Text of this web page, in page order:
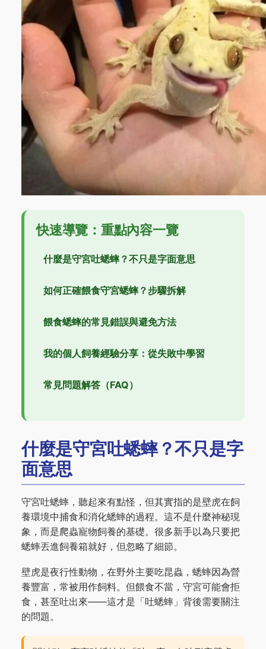
快速導覽：重點內容一覽
什麼是守宮吐蟋蟀？不只是字面意思
如何正確餵食守宮蟋蟀？步驟拆解
餵食蟋蟀的常見錯誤與避免方法
我的個人飼養經驗分享：從失敗中學習
常見問題解答（FAQ）
什麼是守宮吐蟋蟀？不只是字
面意思
守宮吐蟋蟀，聽起來有點怪，但其實指的是壁虎在飼
養環境中捕食和消化蟋蟀的過程。這不是什麼神秘現
象，而是爬蟲寵物飼養的基礎。很多新手以為只要把
蟋蟀丟進飼養箱就好，但忽略了細節。
壁虎是夜行性動物，在野外主要吃昆蟲，蟋蟀因為營
養豐富，常被用作飼料。但餵食不當，守宮可能會拒
食，甚至吐出來——這才是「吐蟋蟀」背後需要關注
的問題。